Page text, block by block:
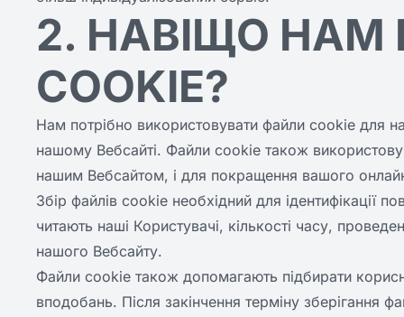
2. НАВІЩО НАМ
COOKIE?
Нам потрібно використовувати файли cookie для
нашому Вебсайті. Файли cookie також
нашим Вебсайтом, і для покращення вашого
Збір файлів cookie необхідний для ідентифікації
читають наші Користувачі, кількості часу,
нашого Вебсайту.
Файли cookie також допомагають підбирати
вподобань. Після закінчення терміну зберігання